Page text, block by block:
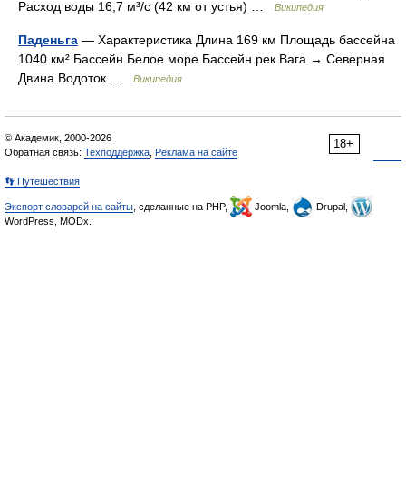
Расход воды 16,7 м³/с (42 км от устья) …
Википедия
Паденьга — Характеристика Длина 169 км Площадь бассейна
1040 км² Бассейн Белое море Бассейн рек Вага → Северная
Двина Водоток …
Википедия
18+
© Академик, 2000-2026
Обратная связь: Техподдержка Реклама на сайте
👣 Путешествия
Экспорт словарей на сайты , сделанные на PHP, Joomla,
Drupal,
WordPress, MODx.